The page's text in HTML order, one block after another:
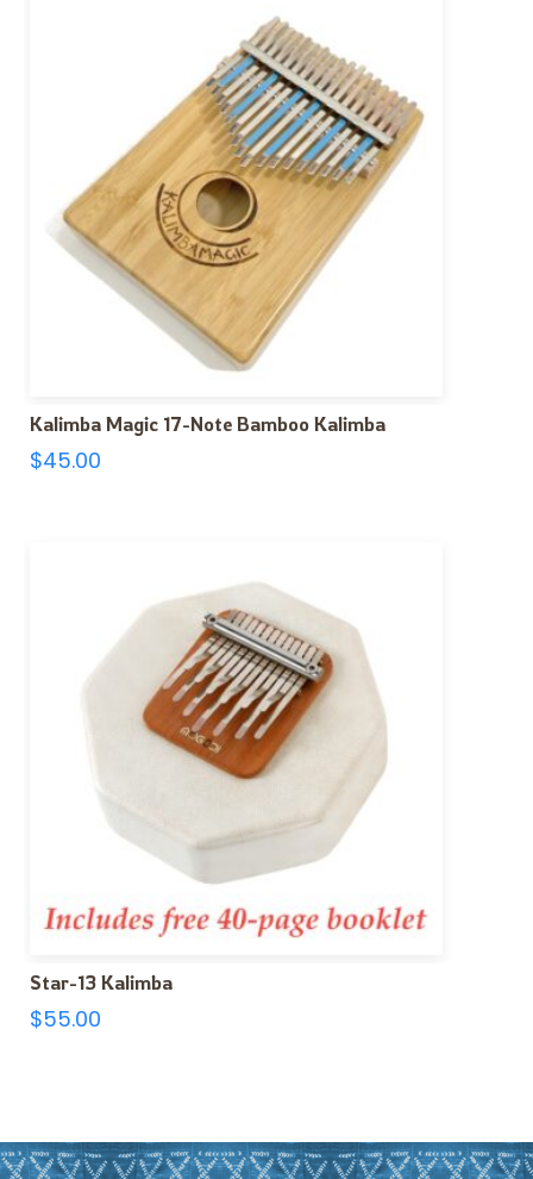
Kalimba Magic 17-Note Bamboo Kalimba
$45.00
Star-13 Kalimba
$55.00